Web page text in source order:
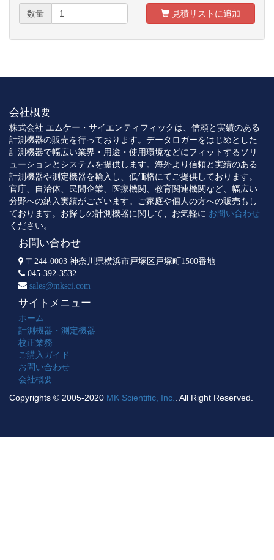
数量 見積リストに追加
会社概要
株式会社 エムケー・サイエンティフィックは、信頼と実績のある
計測機器の販売を行っております。データロガーをはじめとした
計測機器で幅広い業界・用途・使用環境などにフィットするソリ
ューションとシステムを提供します。海外より信頼と実績のある
計測機器や測定機器を輸入し、低価格にてご提供しております。
官庁、自治体、民間企業、医療機関、教育関連機関など、幅広い
分野への納入実績がございます。ご家庭や個人の方への販売もし
ております。お探しの計測機器に関して、お気軽に お問い合わせ
ください。
お問い合わせ
〒244-0003 神奈川県横浜市戸塚区戸塚町1500番地
045-392-3532
sales@mksci.com
サイトメニュー
ホーム
計測機器・測定機器
校正業務
ご購入ガイド
お問い合わせ
会社概要
Copyrights © 2005-2020 MK Scientific, Inc. . All Right Reserved.